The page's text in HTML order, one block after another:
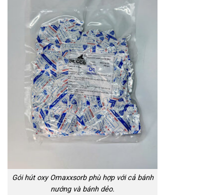
Gói hút oxy Omaxxsorb phù hợp với cả bánh
nướng và bánh dẻo.